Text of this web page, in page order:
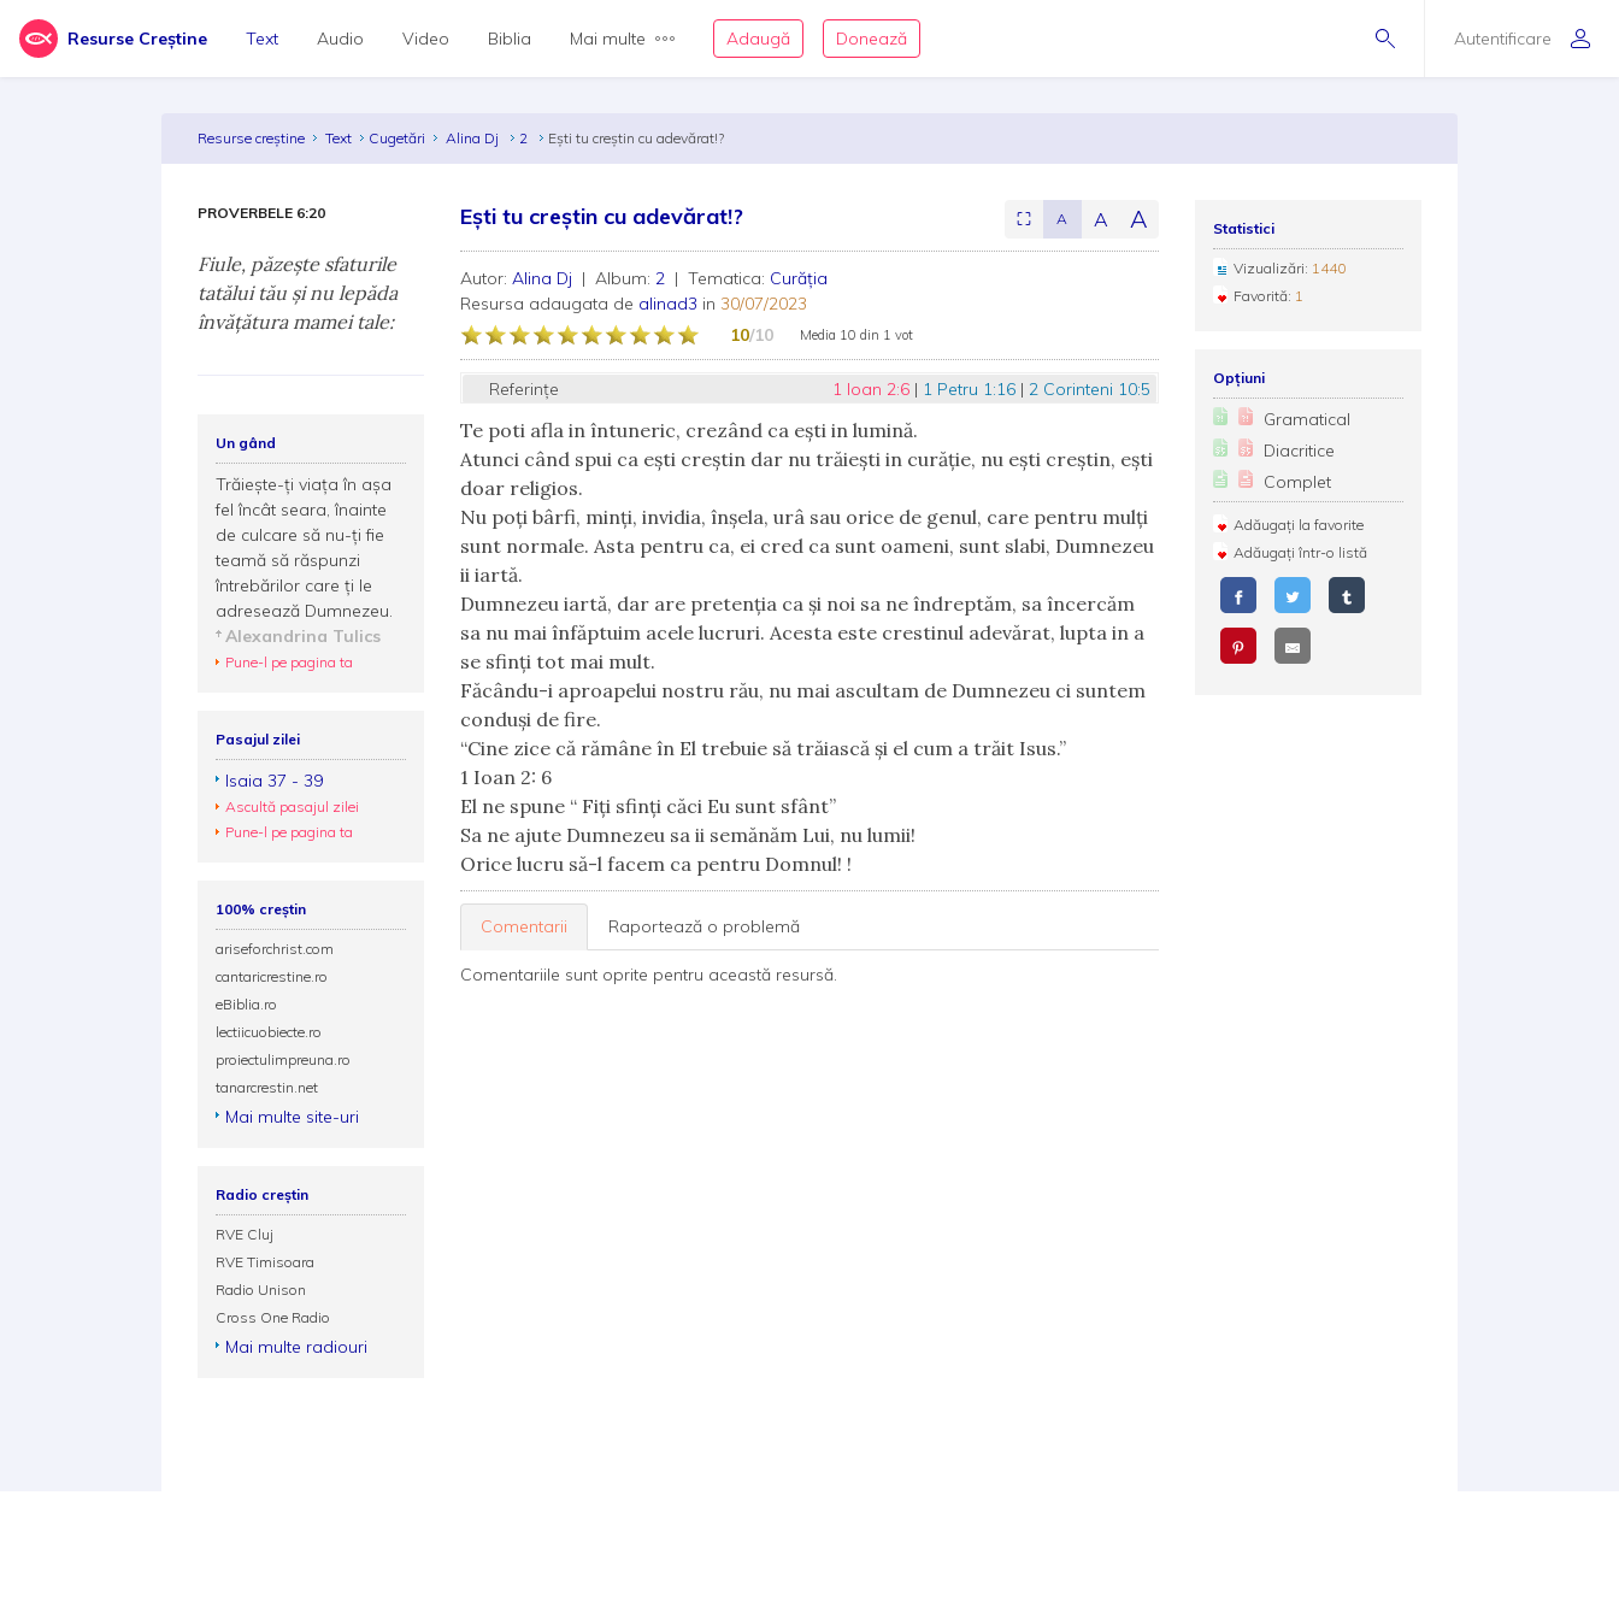
Resurse Creștine Autentificare
Text Audio Video Biblia Mai multe Adaugă Donează
Resurse creștine Text Cugetări Alina Dj 2 Ești tu creștin cu adevărat!?
Ești tu creștin cu adevărat!? ⛶ A A A
Autor:Alina Dj | Album: 2 | Tematica: Curăția
Resursa adaugata de alinad3 in30/07/2023
10/10 Media 10 din 1 vot
Referințe 1 Ioan 2:6 | 1 Petru 1:16 | 2 Corinteni 10:5
Te poti afla in întuneric, crezând ca ești in lumină.
Atunci când spui ca ești creștin dar nu trăiești in curăție, nu ești creștin, ești
doar religios.
Nu poți bârfi, minți, invidia, înșela, urâ sau orice de genul, care pentru mulți
sunt normale. Asta pentru ca, ei cred ca sunt oameni, sunt slabi, Dumnezeu
ii iartă.
Dumnezeu iartă, dar are pretenția ca și noi sa ne îndreptăm, sa încercăm
sa nu mai înfăptuim acele lucruri. Acesta este crestinul adevărat, lupta in a
se sfinți tot mai mult.
Făcându-i aproapelui nostru rău, nu mai ascultam de Dumnezeu ci suntem
conduși de fire.
“Cine zice că rămâne în El trebuie să trăiască și el cum a trăit Isus.”
‭‭1 Ioan‬ ‭2‬: ‭6‬ ‭
El ne spune “ Fiți sfinți căci Eu sunt sfânt”
Sa ne ajute Dumnezeu sa ii semănăm Lui, nu lumii!
Orice lucru să-l facem ca pentru Domnul! !
Comentarii Raportează o problemă
Comentariile sunt oprite pentru această resursă.
Statistici
Vizualizări: 1440
Favorită: 1
Opțiuni
Gramatical
Diacritice
Complet
Adăugați la favorite
Adăugați într-o listă
PROVERBELE 6:20
Fiule, păzeşte sfaturile
tatălui tău şi nu lepăda
învăţătura mamei tale:
Un gând
Trăiește-ți viața în așa
fel încât seara, înainte
de culcare să nu-ți fie
teamă să răspunzi
întrebărilor care ți le
adresează Dumnezeu.
Alexandrina Tulics
Pune-l pe pagina ta
Pasajul zilei
Isaia 37 - 39
Ascultă pasajul zilei
Pune-l pe pagina ta
100% creștin
ariseforchrist.com
cantaricrestine.ro
eBiblia.ro
lectiicuobiecte.ro
proiectulimpreuna.ro
tanarcrestin.net
Mai multe site-uri
Radio creștin
RVE Cluj
RVE Timisoara
Radio Unison
Cross One Radio
Mai multe radiouri